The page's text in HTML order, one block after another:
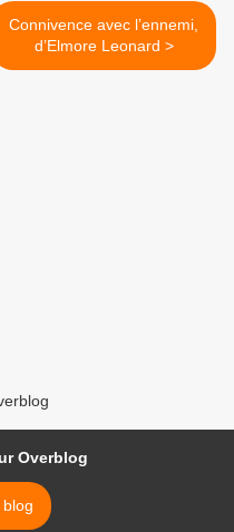
Connivence avec l’ennemi,
d’Elmore Leonard >
Overblog